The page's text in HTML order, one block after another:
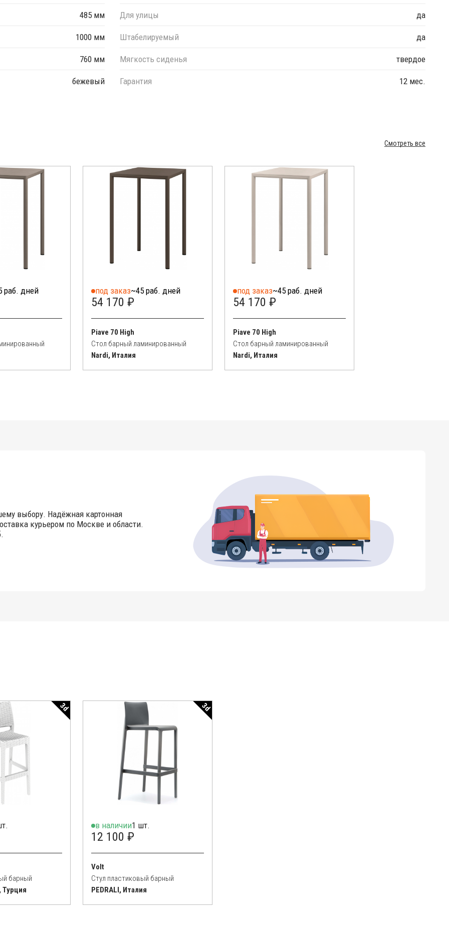
485 мм
1000 мм
760 мм
бежевый
Для улицы да
Штабелируемый да
Мягкость сиденья твердое
Гарантия 12 мес.
Смотреть все
раб. дней под заказ~45 раб. дней
54 170 ₽
Piave 70 High
Стол барный ламинированный
Nardi, Италия
под заказ~45 раб. дней
54 170 ₽
Piave 70 High
Стол барный ламинированный
Nardi, Италия
выбору. Надёжная картонная
курьером по Москве и области.
3d
барный
Турция
3d
в наличии1 шт.
12 100 ₽
Volt
Стул пластиковый барный
PEDRALI, Италия